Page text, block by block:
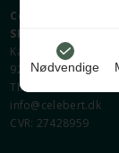
Nødvendige
Celebert.dk
SHOWROOM OG
Karlskogavej 5B
9200 Aalborg SV
Tlf. +45 9630 2096
info@celebert.dk
CVR: 27428959